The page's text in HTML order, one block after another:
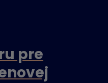
pre